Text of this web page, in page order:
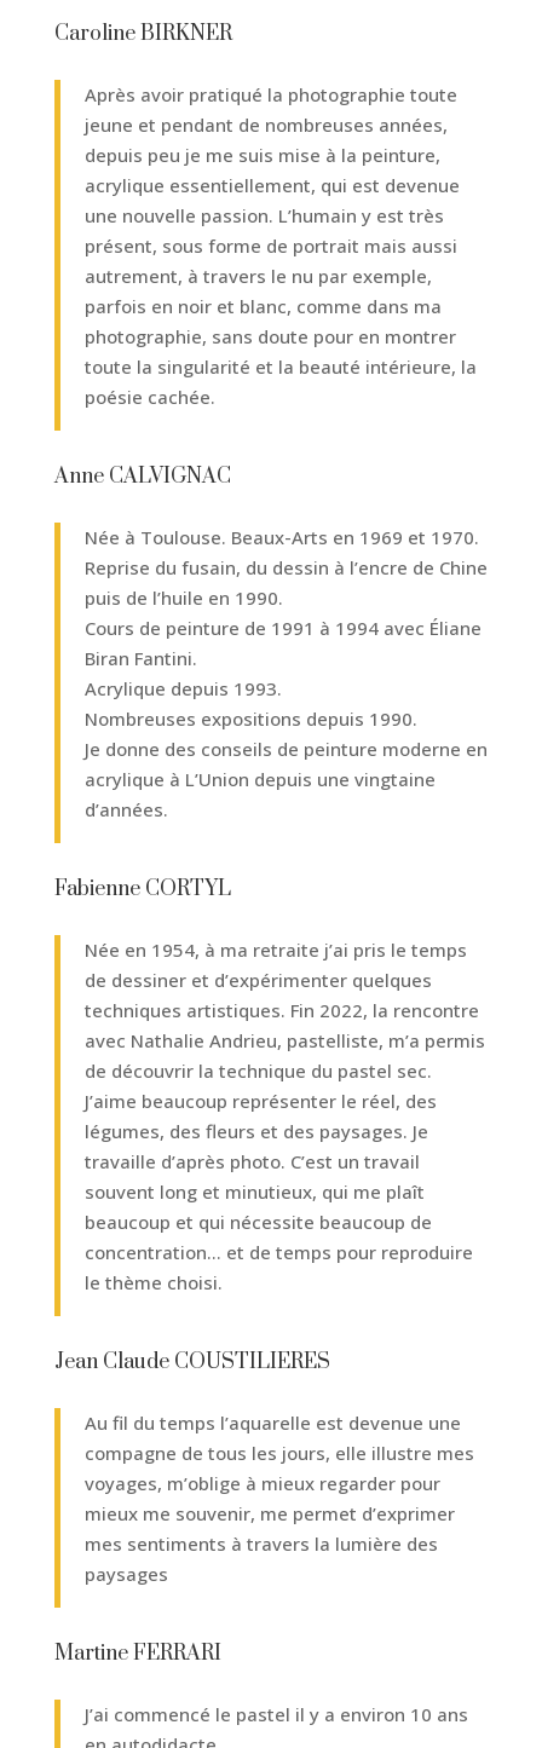
Caroline BIRKNER
Après avoir pratiqué la photographie toute
jeune et pendant de nombreuses années,
depuis peu je me suis mise à la peinture,
acrylique essentiellement, qui est devenue
une nouvelle passion. L’humain y est très
présent, sous forme de portrait mais aussi
autrement, à travers le nu par exemple,
parfois en noir et blanc, comme dans ma
photographie, sans doute pour en montrer
toute la singularité et la beauté intérieure, la
poésie cachée.
Anne CALVIGNAC
Née à Toulouse. Beaux-Arts en 1969 et 1970.
Reprise du fusain, du dessin à l’encre de Chine
puis de l’huile en 1990.
Cours de peinture de 1991 à 1994 avec Éliane
Biran Fantini.
Acrylique depuis 1993.
Nombreuses expositions depuis 1990.
Je donne des conseils de peinture moderne en
acrylique à L’Union depuis une vingtaine
d’années.
Fabienne CORTYL
Née en 1954, à ma retraite j’ai pris le temps
de dessiner et d’expérimenter quelques
techniques artistiques. Fin 2022, la rencontre
avec Nathalie Andrieu, pastelliste, m’a permis
de découvrir la technique du pastel sec.
J’aime beaucoup représenter le réel, des
légumes, des fleurs et des paysages. Je
travaille d’après photo. C’est un travail
souvent long et minutieux, qui me plaît
beaucoup et qui nécessite beaucoup de
concentration… et de temps pour reproduire
le thème choisi.
Jean Claude COUSTILIERES
Au fil du temps l’aquarelle est devenue une
compagne de tous les jours, elle illustre mes
voyages, m’oblige à mieux regarder pour
mieux me souvenir, me permet d’exprimer
mes sentiments à travers la lumière des
paysages
Martine FERRARI
J’ai commencé le pastel il y a environ 10 ans